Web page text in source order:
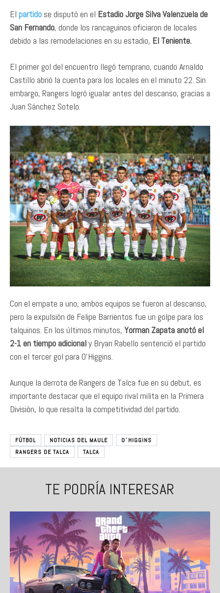
El partido se disputó en el Estadio Jorge Silva Valenzuela de
San Fernando, donde los rancaguinos oficiaron de locales
debido a las remodelaciones en su estadio, El Teniente.
El primer gol del encuentro llegó temprano, cuando Arnaldo
Castillo abrió la cuenta para los locales en el minuto 22. Sin
embargo, Rangers logró igualar antes del descanso, gracias a
Juan Sánchez Sotelo.
Con el empate a uno, ambos equipos se fueron al descanso,
pero la expulsión de Felipe Barrientos fue un golpe para los
talquinos. En los últimos minutos, Yorman Zapata anotó el
2-1 en tiempo adicionaly Bryan Rabello sentenció el partido
con el tercer gol para O’Higgins.
Aunque la derrota de Rangers de Talca fue en su debut, es
importante destacar que el equipo rival milita en la Primera
División, lo que resalta la competitividad del partido.
FÚTBOL NOTICIAS DEL MAULE
O´HIGGINS
RANGERS DE TALCA
TALCA
TE PODRÍA INTERESAR